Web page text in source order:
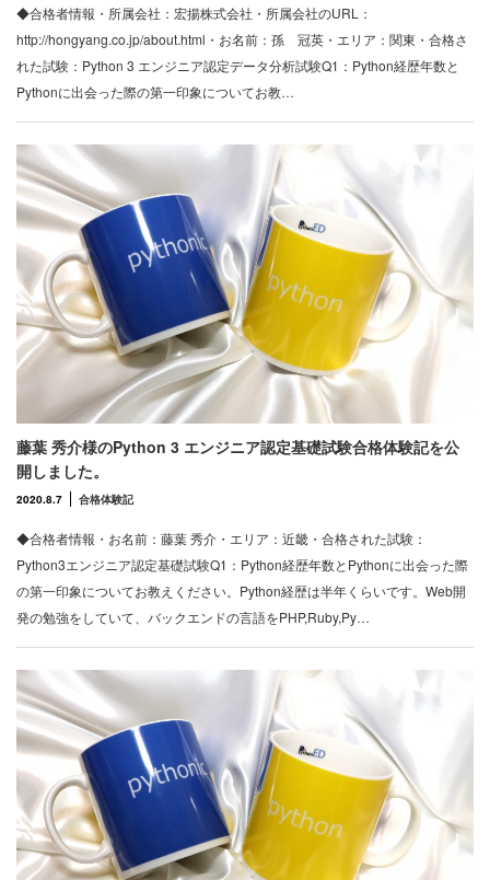
◆合格者情報・所属会社：宏揚株式会社・所属会社のURL：
http://hongyang.co.jp/about.html・お名前：孫 冠英・エリア：関東・合格さ
れた試験：Python 3 エンジニア認定データ分析試験Q1：Python経歴年数と
Pythonに出会った際の第一印象についてお教…
藤葉 秀介様のPython 3 エンジニア認定基礎試験合格体験記を公
開しました。
2020.8.7 合格体験記
◆合格者情報・お名前：藤葉 秀介・エリア：近畿・合格された試験：
Python3エンジニア認定基礎試験Q1：Python経歴年数とPythonに出会った際
の第一印象についてお教えください。Python経歴は半年くらいです。Web開
発の勉強をしていて、バックエンドの言語をPHP,Ruby,Py…